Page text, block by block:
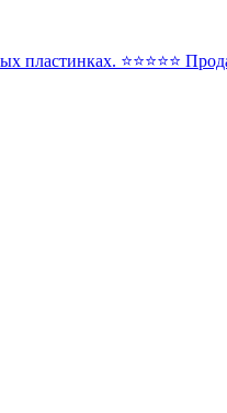
пластинках. ⭐️⭐️⭐️⭐️⭐️